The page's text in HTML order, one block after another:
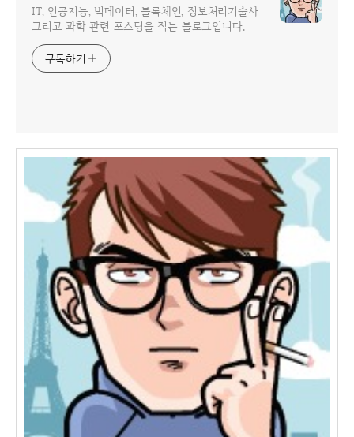
IT, 인공지능, 빅데이터, 블록체인, 정보처리기술사
그리고 과학 관련 포스팅을 적는 블로그입니다.
구독하기